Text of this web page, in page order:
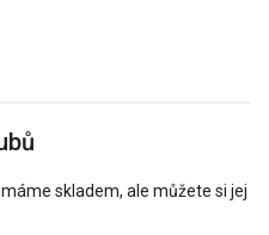
skladem, ale můžete si jej